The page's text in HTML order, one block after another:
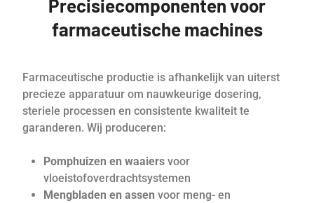
Precisiecomponenten voor
farmaceutische machines
Farmaceutische productie is afhankelijk van uiterst
precieze apparatuur om nauwkeurige dosering,
steriele processen en consistente kwaliteit te
garanderen. Wij produceren:
Pomphuizen en waaiers voor
vloeistofoverdrachtsystemen
Mengbladen en assen voor meng- en